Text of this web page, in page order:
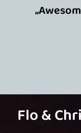
Flo &